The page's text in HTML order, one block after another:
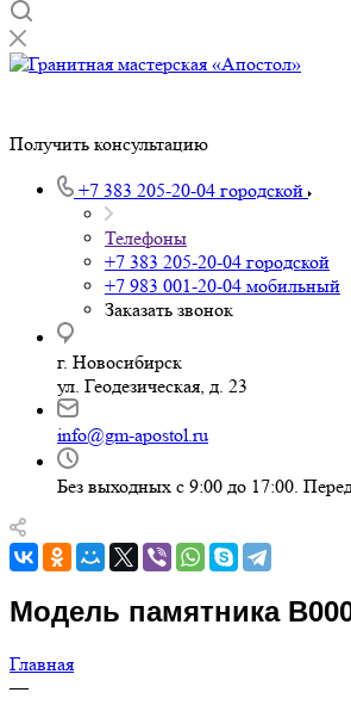
Получить консультацию
+7 383 205-20-04 городской
Телефоны
+7 383 205-20-04 городской
+7 983 001-20-04 мобильный
Заказать звонок
г. Новосибирск
ул. Геодезическая, д. 23
info@gm-apostol.ru
Без выходных с 9:00 до 17:00.
Модель памятника
Главная
—